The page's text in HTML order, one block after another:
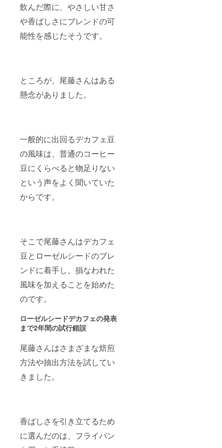
飲んだ際に、やさしい甘さ
や香ばしさにブレンドの可
能性を感じたそうです。
ところが、尾藤さんはある
懸念がありました。
一般的に出回るデカフェ豆
の風味は、普通のコーヒー
豆にくらべると物足りない
という声をよく聞いていた
からです。
そこで尾藤さんはデカフェ
豆とローゼルシードのブレ
ンドに着手し、損なわれた
風味を加えることを始めた
のです。
ローゼルシードデカフェの発表
まで2年間の試行錯誤
尾藤さんはさまざまな焙煎
方法や抽出方法を試してい
きました。
香ばしさを引き立てるため
に選んだのは、フライパン